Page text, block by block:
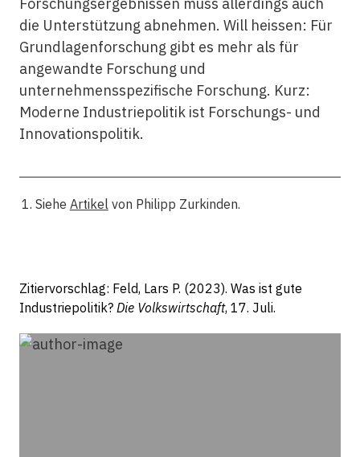
Forschungsergebnissen muss allerdings auch
die Unterstützung abnehmen. Will heissen: Für
Grundlagenforschung gibt es mehr als für
angewandte Forschung und
unternehmensspezifische Forschung. Kurz:
Moderne Industriepolitik ist Forschungs- und
Innovationspolitik.
Siehe Artikelvon Philipp Zurkinden.
Zitiervorschlag: Feld, Lars P. (2023). Was ist gute
Industrie­politik? Die Volkswirtschaft, 17. Juli.